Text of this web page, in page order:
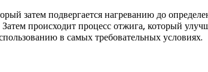
затем подвергается нагреванию до
происходит процесс отжига, который
в самых требовательных условиях.